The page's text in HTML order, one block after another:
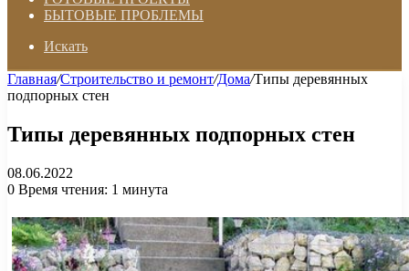
БЫТОВЫЕ ПРОБЛЕМЫ
Искать
Главная/Строительство и ремонт/Дома/Типы деревянных
подпорных стен
Типы деревянных подпорных стен
08.06.2022
0 Время чтения: 1 минута